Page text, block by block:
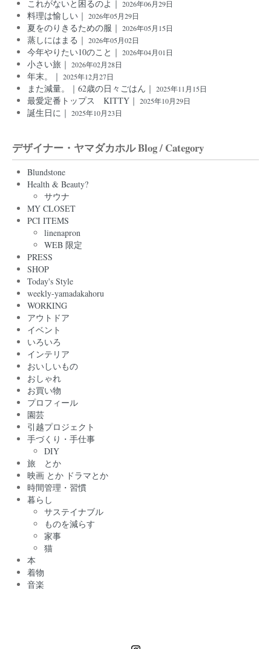
これがないと困るのよ｜ 2026年06月29日
料理は愉しい｜ 2026年05月29日
夏をのりきるための服｜ 2026年05月15日
蒸しにはまる｜ 2026年05月02日
今年やりたい10のこと｜ 2026年04月01日
小さい旅｜ 2026年02月28日
年末。｜ 2025年12月27日
また減量。｜62歳の日々ごはん｜ 2025年11月15日
最愛定番トップス KITTY｜ 2025年10月29日
誕生日に｜ 2025年10月23日
デザイナー・ヤマダカホル Blog / Category
Blundstone
Health & Beauty?
サウナ
MY CLOSET
PCI ITEMS
linenapron
WEB 限定
PRESS
SHOP
Today's Style
weekly-yamadakahoru
WORKING
アウトドア
イベント
いろいろ
インテリア
おいしいもの
おしゃれ
お買い物
プロフィール
園芸
引越プロジェクト
手づくり・手仕事
DIY
旅 とか
映画 とか ドラマとか
時間管理・習慣
暮らし
サステイナブル
ものを減らす
家事
猫
本
着物
音楽